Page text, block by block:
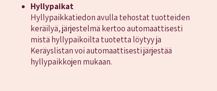
Hyllypaikat
Hyllypaikkatiedon avulla tehostat tuotteiden
keräilyä, järjestelmä kertoo automaattisesti
mistä hyllypaikoilta tuotetta löytyy ja
Keräyslistan voi automaattisesti järjestää
hyllypaikkojen mukaan.